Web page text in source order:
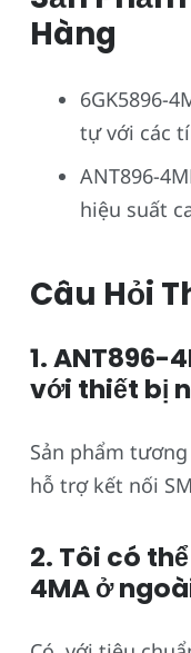
Hàng
6GK5896-
tự với các
ANT896-
hiệu suất
Câu Hỏi
1. ANT896-
với thiết bị
Sản phẩm
hỗ trợ kết nối
2. Tôi có
4MA ở